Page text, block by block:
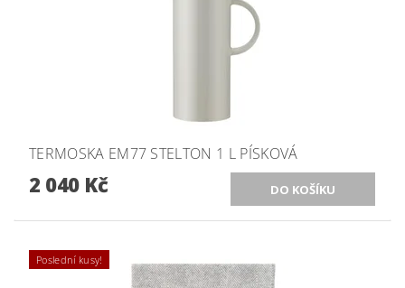
TERMOSKA EM77 STELTON 1 L PÍSKOVÁ
2 040 Kč
Poslední kusy!